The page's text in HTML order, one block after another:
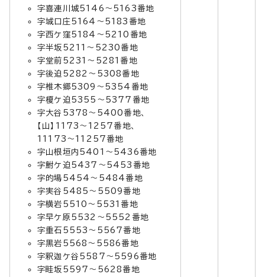
字喜連川城5146～5163番地
字城口庄5164～5183番地
字西ケ窪5184～5210番地
字半坂5211～5230番地
字堂前5231～5281番地
字後迫5282～5308番地
字椎木郷5309～5354番地
字榎ケ迫5355～5377番地
字大谷5378～5400番地、
【山】1173～1257番地、
11173～11257番地
字山根垣内5401～5436番地
字鮒ケ迫5437～5453番地
字的場5454～5484番地
字実谷5485～5509番地
字横岩5510～5531番地
字早ケ原5532～5552番地
字重石5553～5567番地
字黒岩5568～5586番地
字釈迦ケ谷5587～5596番地
字畦坂5597～5628番地